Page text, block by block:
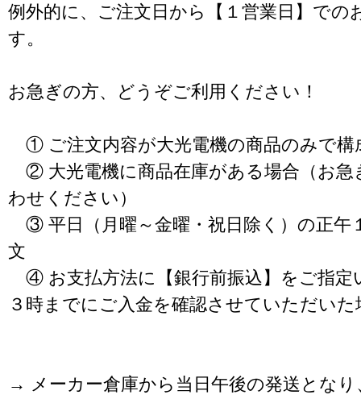
例外的に、ご注文日から【１営業日】での
す。
お急ぎの方、どうぞご利用ください！
① ご注文内容が大光電機の商品のみで構
② 大光電機に商品在庫がある場合（お急
わせください）
③ 平日（月曜～金曜・祝日除く）の正午
文
④ お支払方法に【銀行前振込】をご指定
３時までにご入金を確認させていただいた
→ メーカー倉庫から当日午後の発送となり